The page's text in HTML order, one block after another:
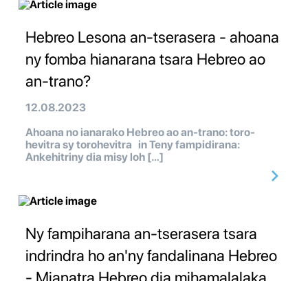
Hebreo Lesona an-tserasera - ahoana
ny fomba hianarana tsara Hebreo ao
an-trano?
12.08.2023
Ahoana no ianarako Hebreo ao an-trano: toro-
hevitra sy torohevitra in Teny fampidirana:
Ankehitriny dia misy loh […]
Ny fampiharana an-tserasera tsara
indrindra ho an'ny fandalinana Hebreo